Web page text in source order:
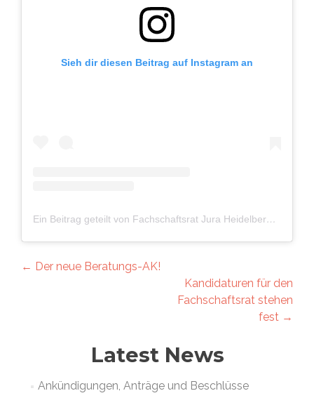
Sieh dir diesen Beitrag auf Instagram an
Ein Beitrag geteilt von Fachschaftsrat Jura Heidelberg (@fsrjurahd)
Artikel-
← Der neue Beratungs-AK!
Kandidaturen für den
Fachschaftsrat stehen
fest →
Latest News
Ankündigungen, Anträge und Beschlüsse